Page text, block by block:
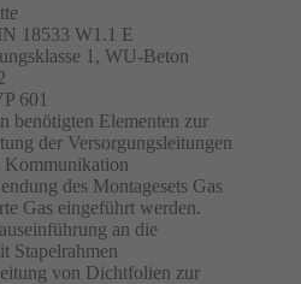
18533 W1.1 E
1, WU-Beton
601
benötigten Elementen zur
der Versorgungsleitungen
Kommunikation
des Montagesets Gas
Gas eingeführt werden.
an die
Stapelrahmen
von Dichtfolien zur